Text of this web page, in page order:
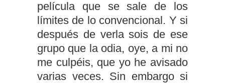
película que se sale de los
límites de lo convencional. Y si
después de verla sois de ese
grupo que la odia, oye, a mi no
me culpéis, que yo he avisado
varias veces. Sin embargo si